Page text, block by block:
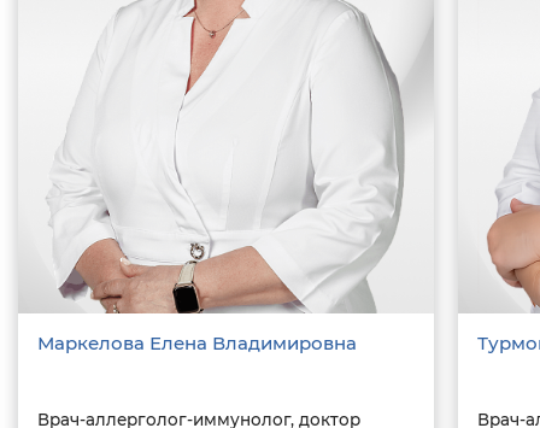
Маркелова Елена Владимировна
Врач-аллерголог-иммунолог, доктор
Врач-